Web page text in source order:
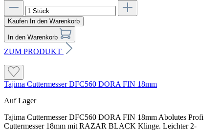
Kaufen In den Warenkorb
In den Warenkorb
ZUM PRODUKT
Tajima Cuttermesser DFC560 DORA FIN 18mm
Auf Lager
Tajima Cuttermesser DFC560 DORA FIN 18mm Abolutes Profi
Cuttermesser 18mm mit RAZAR BLACK Klinge. Leichter 2-